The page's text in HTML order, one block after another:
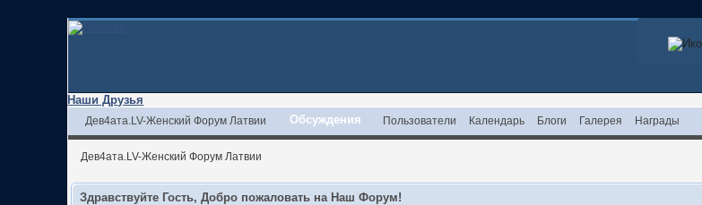
Наши Друзья
Дев4ата.LV-Женский Форум Латвии Обсуждения Пользователи Календарь Блоги Галерея Награды
Дев4ата.LV-Женский Форум Латвии
Здравствуйте Гость, Добро пожаловать на Наш Форум!